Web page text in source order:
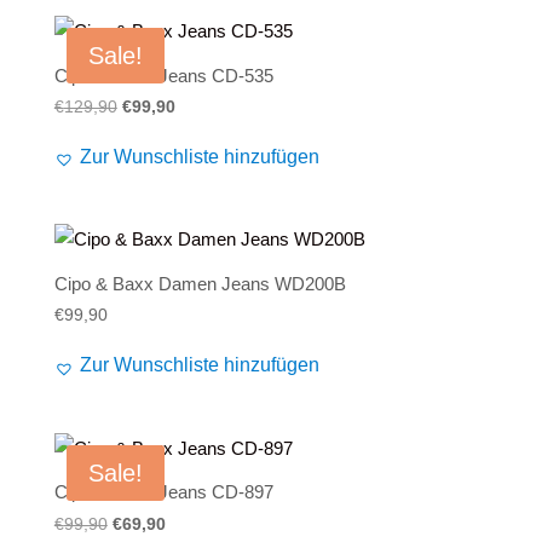
Sale!
Cipo & Baxx Jeans CD-535
€129,90 Ursprünglicher
war:
€99,90Aktueller
ist:
Zur Wunschliste hinzufügen
Cipo & Baxx Damen Jeans WD200B
€99,90
Zur Wunschliste hinzufügen
Sale!
Cipo & Baxx Jeans CD-897
€99,90 Ursprünglicher
€69,90Aktueller